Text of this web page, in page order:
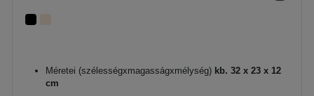
Méretei (szélességxmagasságxmélység) kb. 32 x 23 x 12
cm